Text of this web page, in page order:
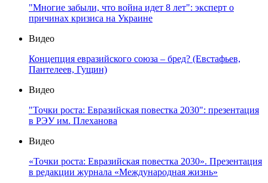
"Многие забыли, что война идет 8 лет": эксперт о
причинах кризиса на Украине
Видео
Концепция евразийского союза – бред? (Евстафьев,
Пантелеев, Гущин)
Видео
"Точки роста: Евразийская повестка 2030": презентация
в РЭУ им. Плеханова
Видео
«Точки роста: Евразийская повестка 2030». Презентация
в редакции журнала «Международная жизнь»